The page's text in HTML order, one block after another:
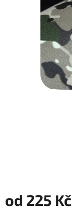
od 225 Kč